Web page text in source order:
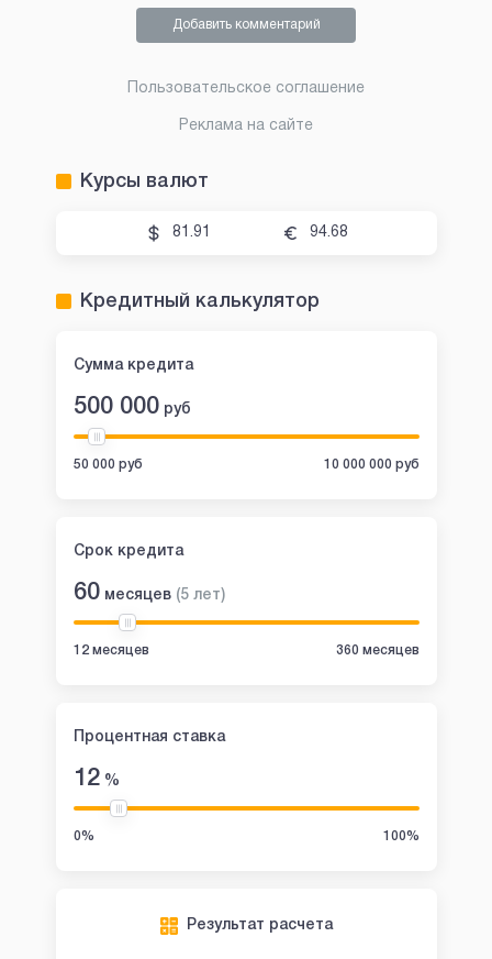
Добавить комментарий
Пользовательское соглашение
Реклама на сайте
Курсы валют
81.91 94.68
Кредитный калькулятор
Сумма кредита
500 000 руб
50 000 руб 10 000 000 руб
Срок кредита
60 месяцев (5 лет)
12 месяцев 360 месяцев
Процентная ставка
12%
0% 100%
Результат расчета